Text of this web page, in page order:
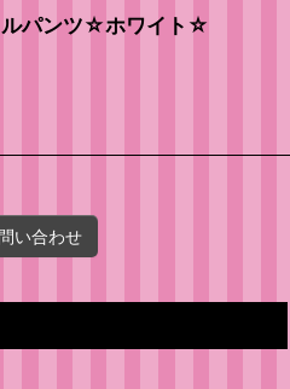
ルパンツ☆ホワイト☆
い合わせ